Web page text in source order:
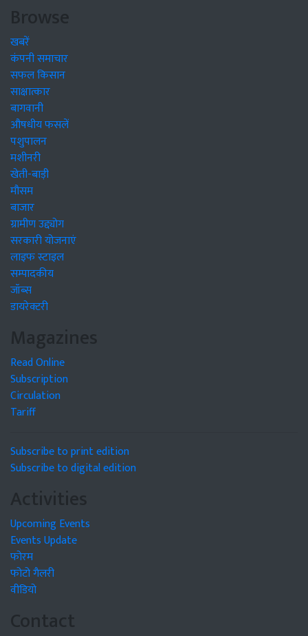
Browse
खबरें
कंपनी समाचार
सफल किसान
साक्षात्कार
बागवानी
औषधीय फसलें
पशुपालन
मशीनरी
खेती-बाड़ी
मौसम
बाजार
ग्रामीण उद्द्योग
सरकारी योजनाएं
लाइफ स्टाइल
सम्पादकीय
जॉब्स
डायरेक्टरी
Magazines
Read Online
Subscription
Circulation
Tariff
Subscribe to print edition
Subscribe to digital edition
Activities
Upcoming Events
Events Update
फोरम
फोटो गैलरी
वीडियो
Contact